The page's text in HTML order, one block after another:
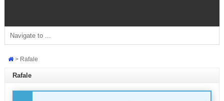
> Rafale
Rafale